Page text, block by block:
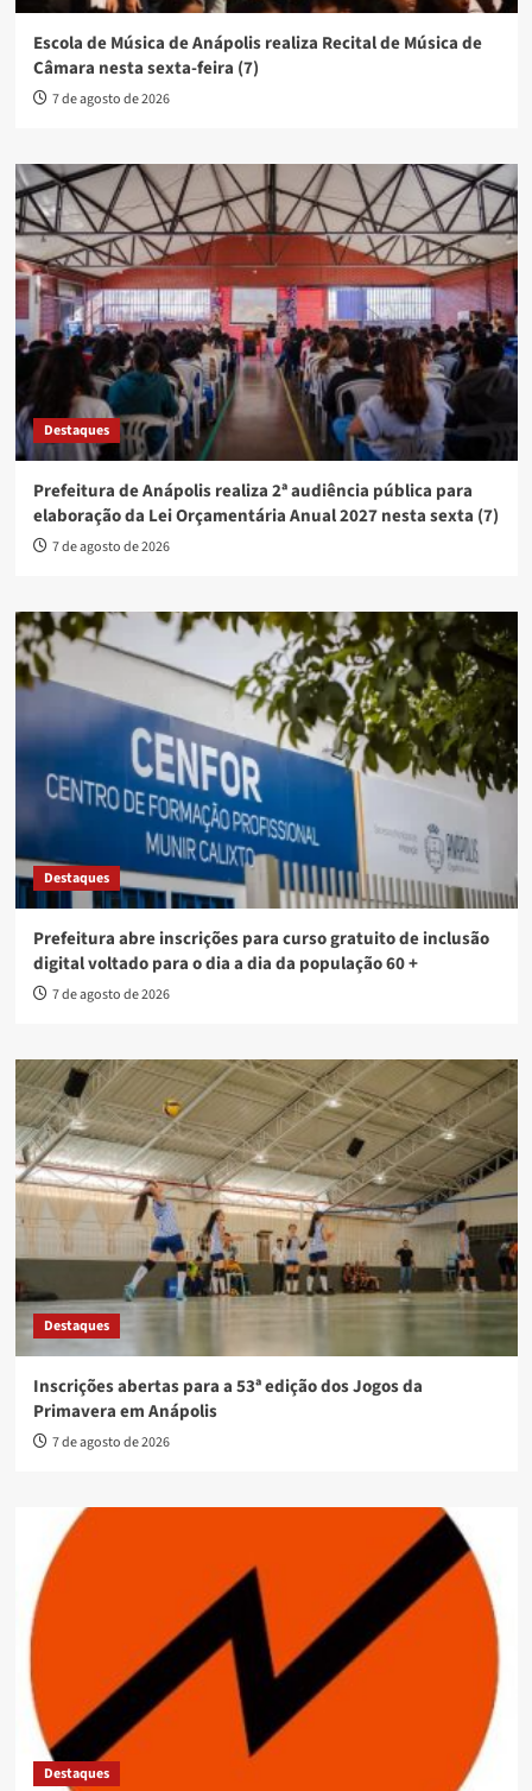
Escola de Música de Anápolis realiza Recital de Música de
Câmara nesta sexta-feira (7)
7 de agosto de 2026
Destaques
Prefeitura de Anápolis realiza 2ª audiência pública para
elaboração da Lei Orçamentária Anual 2027 nesta sexta (7)
7 de agosto de 2026
Destaques
Prefeitura abre inscrições para curso gratuito de inclusão
digital voltado para o dia a dia da população 60 +
7 de agosto de 2026
Destaques
Inscrições abertas para a 53ª edição dos Jogos da
Primavera em Anápolis
7 de agosto de 2026
Destaques